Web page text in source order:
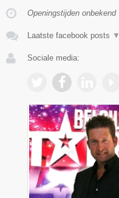
Openingstijden onbekend
Laatste facebook posts ▼
Sociale media: